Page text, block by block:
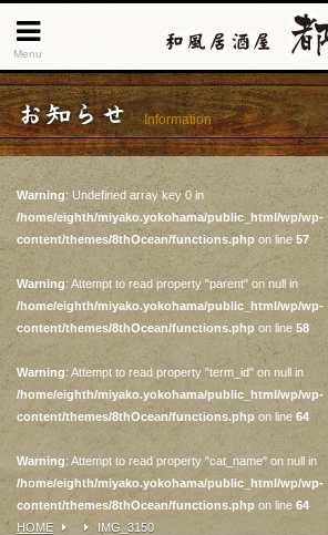
Menu
お知らせ Information
Warning: Undefined array key 0 in
/home/eighth/miyako.yokohama/public_html/wp/wp-
content/themes/8thOcean/functions.phpon line57
Warning: Attempt to read property "parent" on null in
/home/eighth/miyako.yokohama/public_html/wp/wp-
content/themes/8thOcean/functions.php on line 58
Warning: Attempt to read property "term_id" on null in
/home/eighth/miyako.yokohama/public_html/wp/wp-
content/themes/8thOcean/functions.php on line 64
Warning: Attempt to read property "cat_name" on null in
/home/eighth/miyako.yokohama/public_html/wp/wp-
content/themes/8thOcean/functions.php on line 64
HOME
IMG_3150